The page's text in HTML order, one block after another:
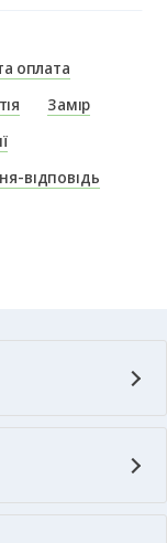
оплата
Замір
відповідь